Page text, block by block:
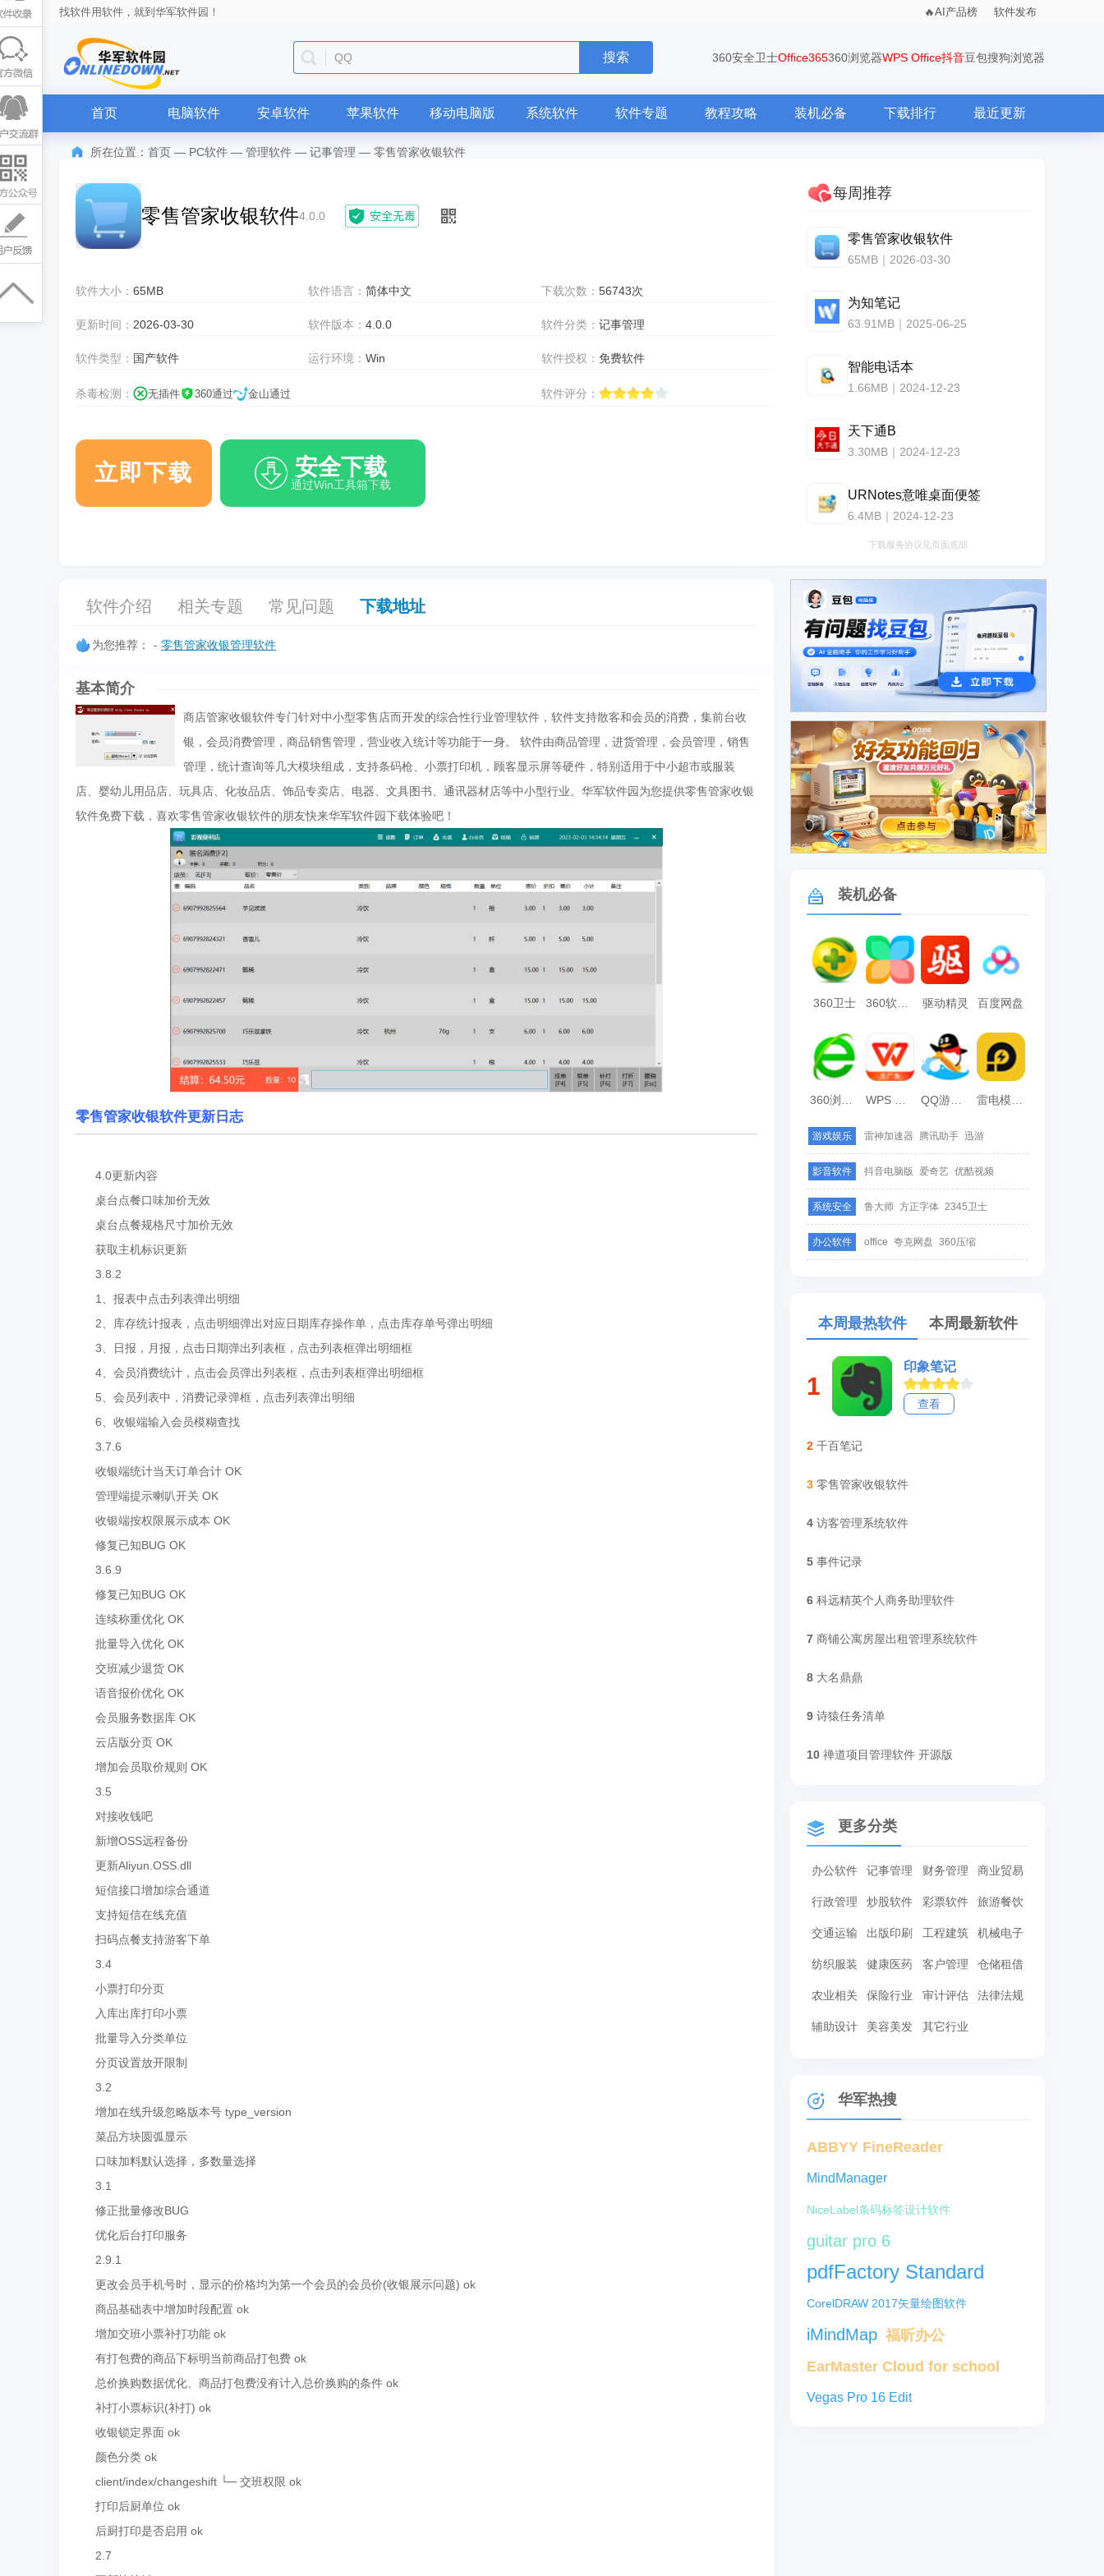
找软件用软件，就到华军软件园！ AI产品榜 软件发布
QQ 搜索 360安全卫士Office365360浏览器WPS Office抖音豆包搜狗浏览器
首页 电脑软件 安卓软件 苹果软件 移动电脑版 系统软件 软件专题 教程攻略 装机必备 下载排行 最近更新
所在位置： 首页 — PC软件 — 管理软件 — 记事管理 — 零售管家收银软件
零售管家收银软件4.0.0
软件大小： 65MB 软件语言：简体中文 下载次数： 56743次
更新时间： 2026-03-30 软件版本：4.0.0 软件分类： 记事管理
软件类型： 国产软件 运行环境：Win 软件授权： 免费软件
杀毒检测： 无插件 360通过 金山通过 软件评分：
立即下载 安全下载
通过Win工具箱下载
每周推荐
零售管家收银软件
65MB｜2026-03-30
为知笔记
63.91MB｜2025-06-25
智能电话本
1.66MB｜2024-12-23
天下通B
3.30MB｜2024-12-23
URNotes意唯桌面便签
6.4MB｜2024-12-23
下载服务协议见页面底部
软件介绍 相关专题 常见问题 下载地址
为您推荐： - 零售管家收银管理软件
基本简介
商店管家收银软件专门针对中小型零售店而开发的综合性行业管理软件，软件支持散客和会员的消费，集前台收
银，会员消费管理，商品销售管理，营业收入统计等功能于一身。 软件由商品管理，进货管理，会员管理，销售
管理，统计查询等几大模块组成，支持条码枪、小票打印机，顾客显示屏等硬件，特别适用于中小超市或服装
店、婴幼儿用品店、玩具店、化妆品店、饰品专卖店、电器、文具图书、通讯器材店等中小型行业。华军软件园为您提供零售管家收银
软件免费下载，喜欢零售管家收银软件的朋友快来华军软件园下载体验吧！
零售管家收银软件更新日志
4.0更新内容
桌台点餐口味加价无效
桌台点餐规格尺寸加价无效
获取主机标识更新
3.8.2
1、报表中点击列表弹出明细
2、库存统计报表，点击明细弹出对应日期库存操作单，点击库存单号弹出明细
3、日报，月报，点击日期弹出列表框，点击列表框弹出明细框
4、会员消费统计，点击会员弹出列表框，点击列表框弹出明细框
5、会员列表中，消费记录弹框，点击列表弹出明细
6、收银端输入会员模糊查找
3.7.6
收银端统计当天订单合计 OK
管理端提示喇叭开关 OK
收银端按权限展示成本 OK
修复已知BUG OK
3.6.9
修复已知BUG OK
连续称重优化 OK
批量导入优化 OK
交班减少退货 OK
语音报价优化 OK
会员服务数据库 OK
云店版分页 OK
增加会员取价规则 OK
3.5
对接收钱吧
新增OSS远程备份
更新Aliyun.OSS.dll
短信接口增加综合通道
支持短信在线充值
扫码点餐支持游客下单
3.4
小票打印分页
入库出库打印小票
批量导入分类单位
分页设置放开限制
3.2
增加在线升级忽略版本号 type_version
菜品方块圆弧显示
口味加料默认选择，多数量选择
3.1
修正批量修改BUG
优化后台打印服务
2.9.1
更改会员手机号时，显示的价格均为第一个会员的会员价(收银展示问题) ok
商品基础表中增加时段配置 ok
增加交班小票补打功能 ok
有打包费的商品下标明当前商品打包费 ok
总价换购数据优化、商品打包费没有计入总价换购的条件 ok
补打小票标识(补打) ok
收银锁定界面 ok
颜色分类 ok
client/index/changeshift └─ 交班权限 ok
打印后厨单位 ok
后厨打印是否启用 ok
2.7
广告
广告
装机必备
360卫士 360软件管家 驱动精灵 百度网盘
雷电模拟器
游戏娱乐 雷神加速器 腾讯助手 迅游
影音软件 抖音电脑版 爱奇艺 优酷视频
系统安全 鲁大师 方正字体 2345卫士
办公软件 office 夸克网盘 360压缩
本周最热软件 本周最新软件
1
印象笔记
查看
2 千百笔记
3 零售管家收银软件
4 访客管理系统软件
5 事件记录
6 科远精英个人商务助理软件
7 商铺公寓房屋出租管理系统软件
8 大名鼎鼎
9 诗猿任务清单
10 禅道项目管理软件 开源版
更多分类
办公软件 记事管理 财务管理 商业贸易
行政管理 炒股软件 彩票软件 旅游餐饮
交通运输 出版印刷 工程建筑 机械电子
纺织服装 健康医药 客户管理 仓储租借
农业相关 保险行业 审计评估 法律法规
辅助设计 美容美发 其它行业
华军热搜
ABBYY FineReader
MindManager
NiceLabel条码标签设计软件
guitar pro 6
pdfFactory Standard
CorelDRAW 2017矢量绘图软件
iMindMap 福昕办公
EarMaster Cloud for school
Vegas Pro 16 Edit